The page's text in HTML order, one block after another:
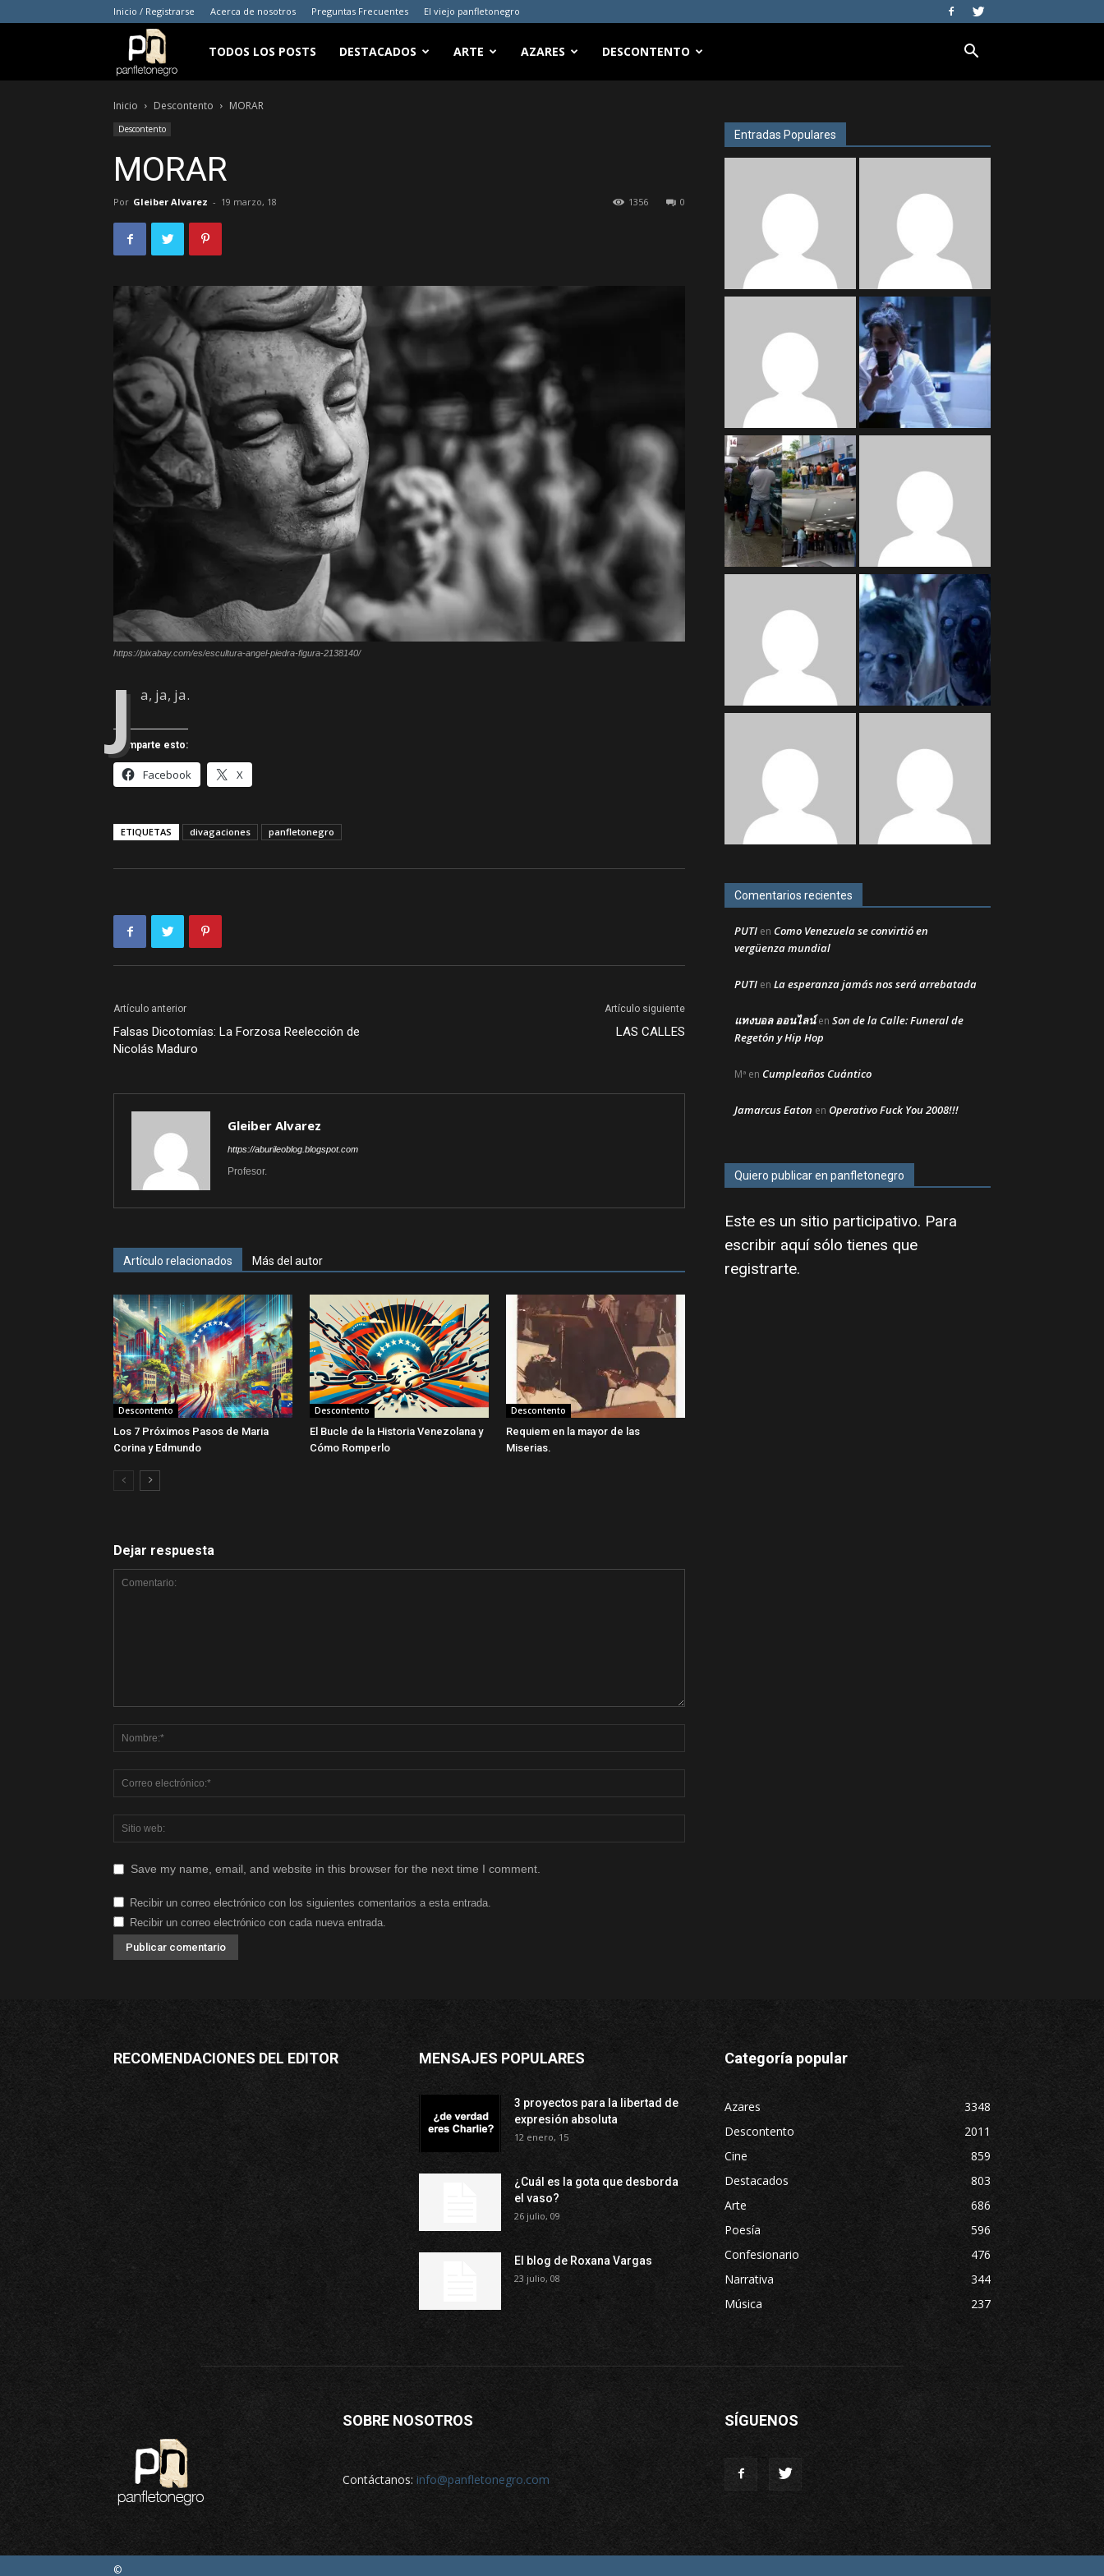
Inicio / Registrarse Acerca de nosotros Preguntas Frecuentes El viejo panfletonegro
panfletonegro
TODOS LOS POSTS DESTACADOS ARTE AZARES DESCONTENTO
Inicio Descontento MORAR
Descontento
MORAR
Por Gleiber Alvarez - 19 marzo, 18 0
1356
https://pixabay.com/es/escultura-angel-piedra-figura-2138140/
J a, ja, ja.
Comparte esto:
Facebook X
ETIQUETAS divagaciones panfletonegro
Artículo anterior
Falsas Dicotomías: La Forzosa Reelección de
Nicolás Maduro
Artículo siguiente
LAS CALLES
Gleiber Alvarez
https://aburileoblog.blogspot.com
Profesor.
Artículo relacionados Más del autor
Descontento
Los 7 Próximos Pasos de Maria
Corina y Edmundo
Descontento
El Bucle de la Historia Venezolana y
Cómo Romperlo
Descontento
Requiem en la mayor de las
Miserias.
Dejar respuesta
Save my name, email, and website in this browser for the next time I comment.
Recibir un correo electrónico con los siguientes comentarios a esta entrada.
Recibir un correo electrónico con cada nueva entrada.
Entradas Populares
Comentarios recientes
PUTI en Como Venezuela se convirtió en
vergüenza mundial
PUTI en La esperanza jamás nos será arrebatada
แทงบอล ออนไลน์en Son de la Calle: Funeral de
Regetón y Hip Hop
Mª en Cumpleaños Cuántico
Jamarcus Eaton en Operativo Fuck You 2008!!!
Quiero publicar en panfletonegro
Este es un sitio participativo. Para
escribir aquí sólo tienes que
registrarte.
RECOMENDACIONES DEL EDITOR MENSAJES POPULARES
3 proyectos para la libertad de
expresión absoluta
12 enero, 15
¿Cuál es la gota que desborda
el vaso?
26 julio, 09
El blog de Roxana Vargas
23 julio, 08
Categoría popular
Azares
3348
Descontento
2011
Cine
859
Destacados
803
Arte
686
Poesía
596
Confesionario
476
Narrativa
344
Música
237
SOBRE NOSOTROS
Contáctanos: info@panfletonegro.com
SÍGUENOS
©